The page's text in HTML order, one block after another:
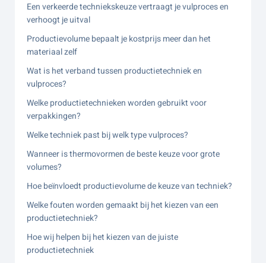
Een verkeerde techniekskeuze vertraagt je vulproces en
verhoogt je uitval
Productievolume bepaalt je kostprijs meer dan het
materiaal zelf
Wat is het verband tussen productietechniek en
vulproces?
Welke productietechnieken worden gebruikt voor
verpakkingen?
Welke techniek past bij welk type vulproces?
Wanneer is thermovormen de beste keuze voor grote
volumes?
Hoe beïnvloedt productievolume de keuze van techniek?
Welke fouten worden gemaakt bij het kiezen van een
productietechniek?
Hoe wij helpen bij het kiezen van de juiste
productietechniek